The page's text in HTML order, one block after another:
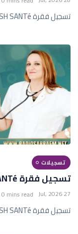
تسجيل فقرة FLASH SANTé مع أمان عيسى
تسجيلات
تسجيل فقرة FLASH SANTé مع أمان عيسى
27 Jul, 2026
0 mins read
تسجيل فقرة FLASH SANTé مع أمان عيسى